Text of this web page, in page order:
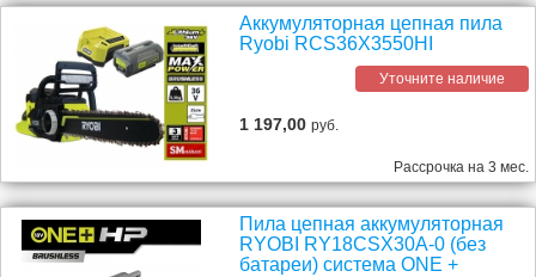
Аккумуляторная цепная пила
Ryobi RCS36X3550HI
Уточните наличие
1 197,00руб.
Рассрочка на 3 мес.
Пила цепная аккумуляторная
RYOBI RY18CSX30A-0 (без
батареи) система ONE +